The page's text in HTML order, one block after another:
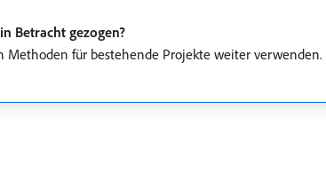
Betracht gezogen?
für bestehende Projekte weiter